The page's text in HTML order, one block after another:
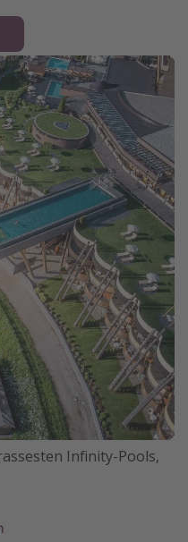
Infinity-Pools,